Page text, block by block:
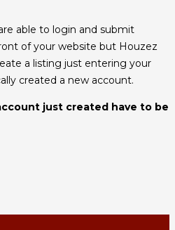
able to login and submit
of your website but Houzez
a listing just entering your
created a new account.
just created have to be